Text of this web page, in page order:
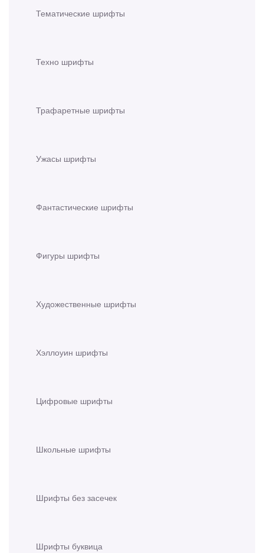
Тематические шрифты
Техно шрифты
Трафаретные шрифты
Ужасы шрифты
Фантастические шрифты
Фигуры шрифты
Художественные шрифты
Хэллоуин шрифты
Цифровые шрифты
Школьные шрифты
Шрифты без засечек
Шрифты буквица